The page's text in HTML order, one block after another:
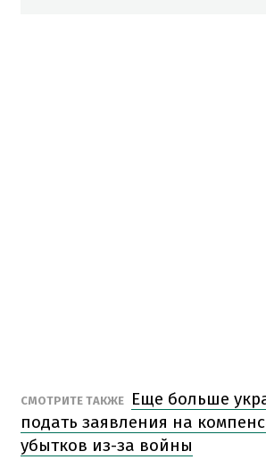
СМОТРИТЕ ТАКЖЕ
Еще больше
подать заявления на
убытков из-за войны